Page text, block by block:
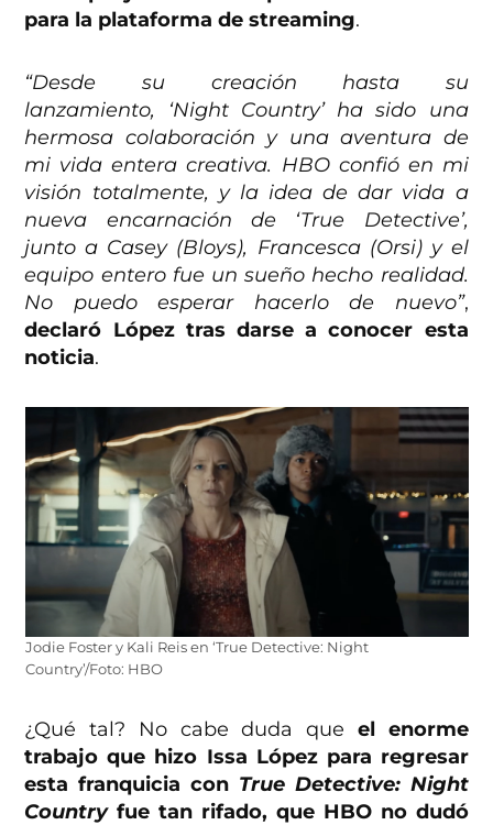
para la plataforma de streaming.
“Desde su creación hasta su
lanzamiento, ‘Night Country’ ha sido una
hermosa colaboración y una aventura de
mi vida entera creativa. HBO confió en mi
visión totalmente, y la idea de dar vida a
nueva encarnación de ‘True Detective’,
junto a Casey (Bloys), Francesca (Orsi) y el
equipo entero fue un sueño hecho realidad.
No puedo esperar hacerlo de nuevo”,
declaró López tras darse a conocer esta
noticia.
Jodie Foster y Kali Reis en ‘True Detective: Night
Country’/Foto: HBO
¿Qué tal? No cabe duda que el enorme
trabajo que hizo Issa López para regresar
esta franquicia con True Detective: Night
Countryfue tan rifado, que HBO no dudó